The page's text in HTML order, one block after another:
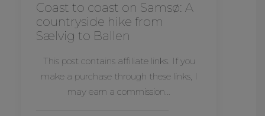
Coast to coast on Samsø: A
countryside hike from
Sælvig to Ballen
This post contains affiliate links. If you
make a purchase through these links, I
may earn a commission…